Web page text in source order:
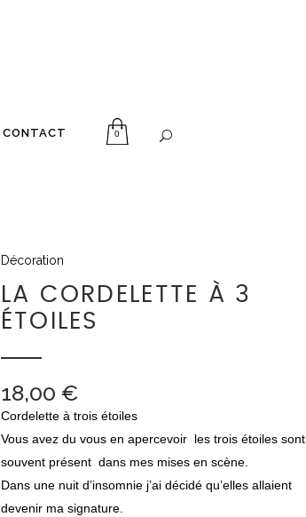
CONTACT 0
Décoration
LA CORDELETTE À 3
ÉTOILES
18,00 €
Cordelette à trois étoiles
Vous avez du vous en apercevoir les trois étoiles sont
souvent présent dans mes mises en scène.
Dans une nuit d’insomnie j’ai décidé qu’elles allaient
devenir ma signature.